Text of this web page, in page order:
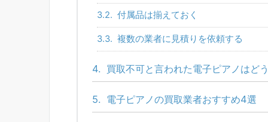
3.2. 付属品は揃えておく
3.3. 複数の業者に見積りを依頼する
4. 買取不可と言われた電子ピアノはど
5. 電子ピアノの買取業者おすすめ4選